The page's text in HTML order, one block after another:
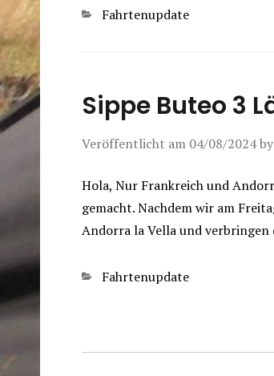
Kategorien
Fahrtenupdate
Sippe Buteo 3
Veröffentlicht am 04/08/2024by
Hola, Nur Frankreich und
gemacht. Nachdem wir am
Andorra la Vella und verbringen
Kategorien
Fahrtenupdate